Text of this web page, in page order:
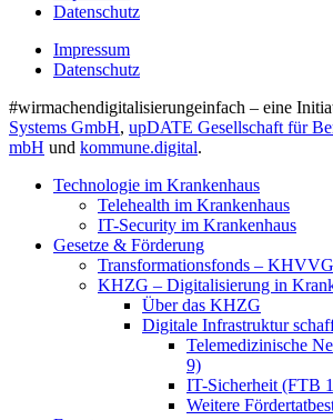
Datenschutz
Impressum
Datenschutz
#wirmachendigitalisierungeinfach – eine
Systems GmbH, upDATE Gesellschaft für
mbH und kommune.digital.
Technologie im Krankenhaus
Telehealth im Krankenhaus
IT-Security im Krankenhaus
Gesetze & Förderung
Transformationsfonds –
KHZG – Digitalisierung in
Über das KHZG
Digitale Infrastruktur
Telemedizinische
9)
IT-Sicherheit (FTB
Weitere